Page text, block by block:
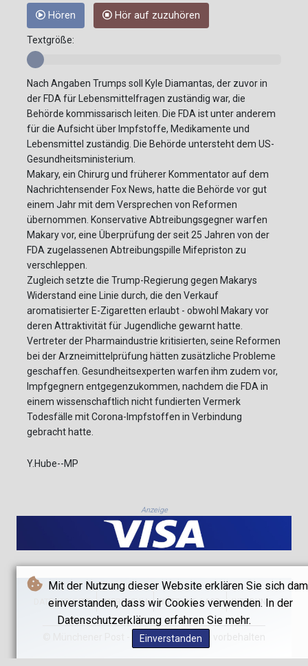
Mit der Nutzung dieser Website erklären Sie sich
einverstanden, dass wir Cookies verwenden. In der
Datenschutzerklärung erfahren Sie mehr.
Einverstanden
Hören Hör auf zuzuhören
Textgröße:
Nach Angaben Trumps soll Kyle Diamantas, der zuvor in
der FDA für Lebensmittelfragen zuständig war, die
Behörde kommissarisch leiten. Die FDA ist unter anderem
für die Aufsicht über Impfstoffe, Medikamente und
Lebensmittel zuständig. Die Behörde untersteht dem US-
Gesundheitsministerium.
Makary, ein Chirurg und früherer Kommentator auf dem
Nachrichtensender Fox News, hatte die Behörde vor gut
einem Jahr mit dem Versprechen von Reformen
übernommen. Konservative Abtreibungsgegner warfen
Makary vor, eine Überprüfung der seit 25 Jahren von der
FDA zugelassenen Abtreibungspille Mifepriston zu
verschleppen.
Zugleich setzte die Trump-Regierung gegen Makarys
Widerstand eine Linie durch, die den Verkauf
aromatisierter E-Zigaretten erlaubt - obwohl Makary vor
deren Attraktivität für Jugendliche gewarnt hatte.
Vertreter der Pharmaindustrie kritisierten, seine Reformen
bei der Arzneimittelprüfung hätten zusätzliche Probleme
geschaffen. Gesundheitsexperten warfen ihm zudem vor,
Impfgegnern entgegenzukommen, nachdem die FDA in
einem wissenschaftlich nicht fundierten Vermerk
Todesfälle mit Corona-Impfstoffen in Verbindung
gebracht hatte.
Y.Hube--MP
Anzeige
DATENSCHUTZ IMPRESSUM NUTZUNG / AGB WERBUNG
© Münchener Post - 2026 - Alle Rechte vorbehalten